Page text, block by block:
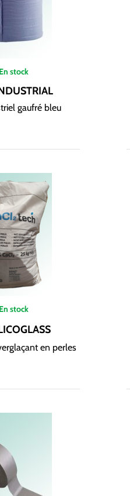
En stock
gaufré bleu
En stock
en perles